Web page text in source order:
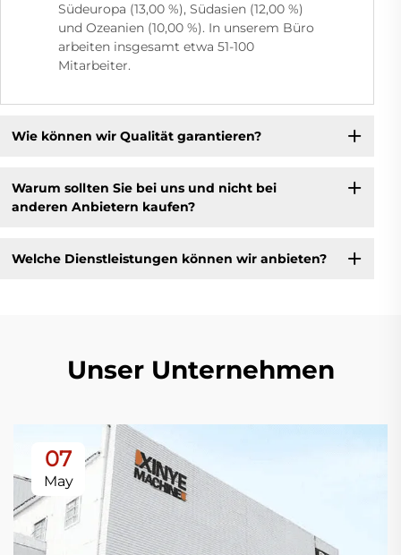
Südeuropa (13,00 %), Südasien (12,00 %)
und Ozeanien (10,00 %). In unserem Büro
arbeiten insgesamt etwa 51-100
Mitarbeiter.
Wie können wir Qualität garantieren?
Warum sollten Sie bei uns und nicht bei
anderen Anbietern kaufen?
Welche Dienstleistungen können wir anbieten?
Unser Unternehmen
07
May